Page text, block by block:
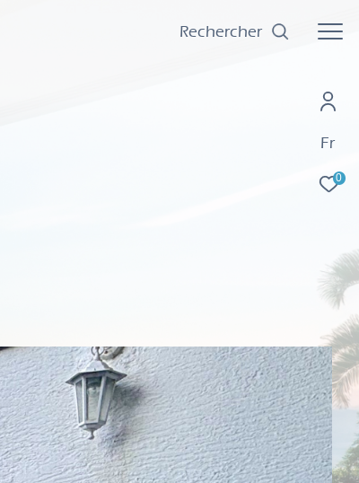
Fr
0
Rechercher